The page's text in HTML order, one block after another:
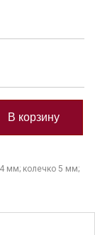
мм; колечко 5 мм;